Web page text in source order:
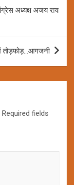
अध्यक्ष अजय राय
तोड़फोड़…आगजनी
Required fields